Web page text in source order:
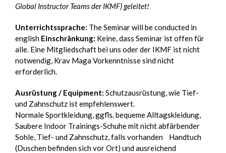
Global Instructor Teams der IKMF) geleitet!
Unterrichtssprache: The Seminar will be conducted in
english Einschränkung: Keine, dass Seminar ist offen für
alle. Eine Mitgliedschaft bei uns oder der IKMF ist nicht
notwendig, Krav Maga Vorkenntnisse sind nicht
erforderlich.
Ausrüstung / Equipment: Schutzausrüstung, wie Tief-
und Zahnschutz ist empfehlenswert.
Normale Sportkleidung, ggfls. bequeme Alltagskleidung,
Saubere Indoor Trainings-Schuhe mit nicht abfärbender
Sohle, Tief- und Zahnschutz, falls vorhanden Handtuch
(Duschen befinden sich vor Ort) und ausreichend